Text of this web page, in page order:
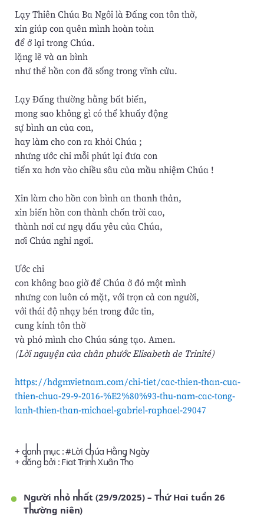
Lạy Thiên Chúa Ba Ngôi là Đấng con tôn thờ,
xin giúp con quên mình hoàn toàn
để ở lại trong Chúa.
lặng lẽ và an bình
như thể hồn con đã sống trong vĩnh cửu.
Lạy Đấng thường hằng bất biến,
mong sao không gì có thể khuấy động
sự bình an của con,
hay làm cho con ra khỏi Chúa ;
nhưng ước chi mỗi phút lại đưa con
tiến xa hơn vào chiều sâu của mầu nhiệm Chúa !
Xin làm cho hồn con bình an thanh thản,
xin biến hồn con thành chốn trời cao,
thành nơi cư ngụ dấu yêu của Chúa,
nơi Chúa nghỉ ngơi.
Ước chi
con không bao giờ để Chúa ở đó một mình
nhưng con luôn có mặt, với trọn cả con người,
với thái độ nhạy bén trong đức tin,
cung kính tôn thờ
và phó mình cho Chúa sáng tạo. Amen.
(Lời nguyện của chân phước Elisabeth de Trinité)
https://hdgmvietnam.com/chi-tiet/cac-thien-than-cua-
thien-chua-29-9-2016-%E2%80%93-thu-nam-cac-tong-
lanh-thien-than-michael-gabriel-raphael-29047
+ danh mục : #Lời Chúa Hằng Ngày
+ đăng bởi : Fiat Trịnh Xuân Thọ
Người nhỏ nhất (29/9/2025) – Thứ Hai tuần 26
Thường niên)